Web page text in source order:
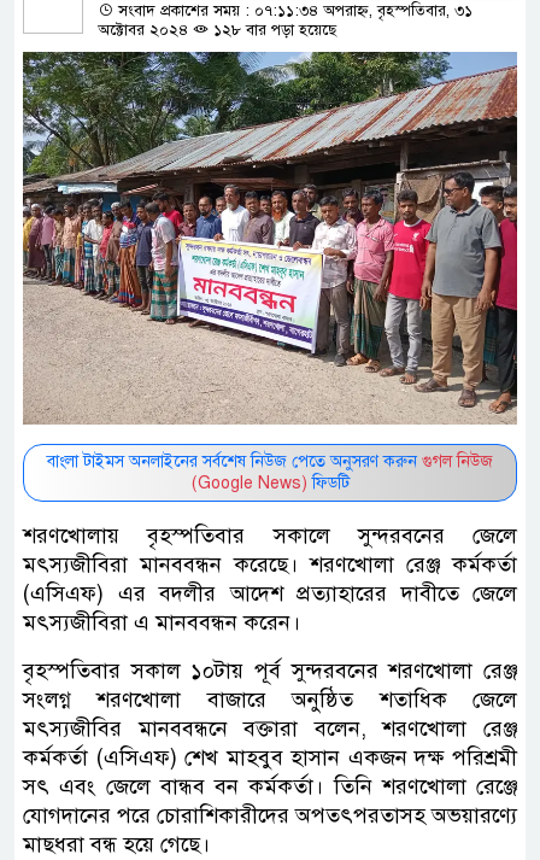
সংবাদ প্রকাশের সময় : ০৭:১১:৩৪ অপরাহ্ন, বৃহস্পতিবার, ৩১
অক্টোবর ২০২৪
১২৮ বার পড়া হয়েছে
বাংলা টাইমস অনলাইনের সর্বশেষ নিউজ পেতে অনুসরণ করুন গুগল নিউজ
(Google News) ফিডটি
শরণখোলায় বৃহস্পতিবার সকালে সুন্দরবনের জেলে
মৎস্যজীবিরা মানববন্ধন করেছে। শরণখোলা রেঞ্জ কর্মকর্তা
(এসিএফ) এর বদলীর আদেশ প্রত্যাহারের দাবীতে জেলে
মৎস্যজীবিরা এ মানববন্ধন করেন।
বৃহস্পতিবার সকাল ১০টায় পূর্ব সুন্দরবনের শরণখোলা রেঞ্জ
সংলগ্ন শরণখোলা বাজারে অনুষ্ঠিত শতাধিক জেলে
মৎস্যজীবির মানববন্ধনে বক্তারা বলেন, শরণখোলা রেঞ্জ
কর্মকর্তা (এসিএফ) শেখ মাহবুব হাসান একজন দক্ষ পরিশ্রমী
সৎ এবং জেলে বান্ধব বন কর্মকর্তা। তিনি শরণখোলা রেঞ্জে
যোগদানের পরে চোরাশিকারীদের অপতৎপরতাসহ অভয়ারণ্যে
মাছধরা বন্ধ হয়ে গেছে।